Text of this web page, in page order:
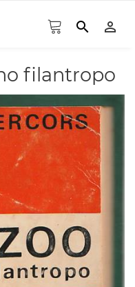
search person_outline
filantropo